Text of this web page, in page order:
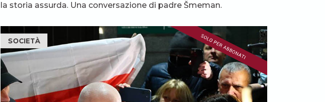
la storia assurda. Una conversazione di padre Šmeman.
SOCIETÀ